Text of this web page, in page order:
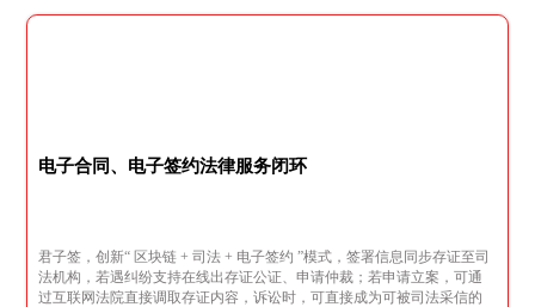
电子合同、电子签约法律服务闭环
君子签，创新“ 区块链 + 司法 + 电子签约 ”模式，签署信息同步存证至司
法机构，若遇纠纷支持在线出存证公证、申请仲裁；若申请立案，可通
过互联网法院直接调取存证内容，诉讼时，可直接成为可被司法采信的